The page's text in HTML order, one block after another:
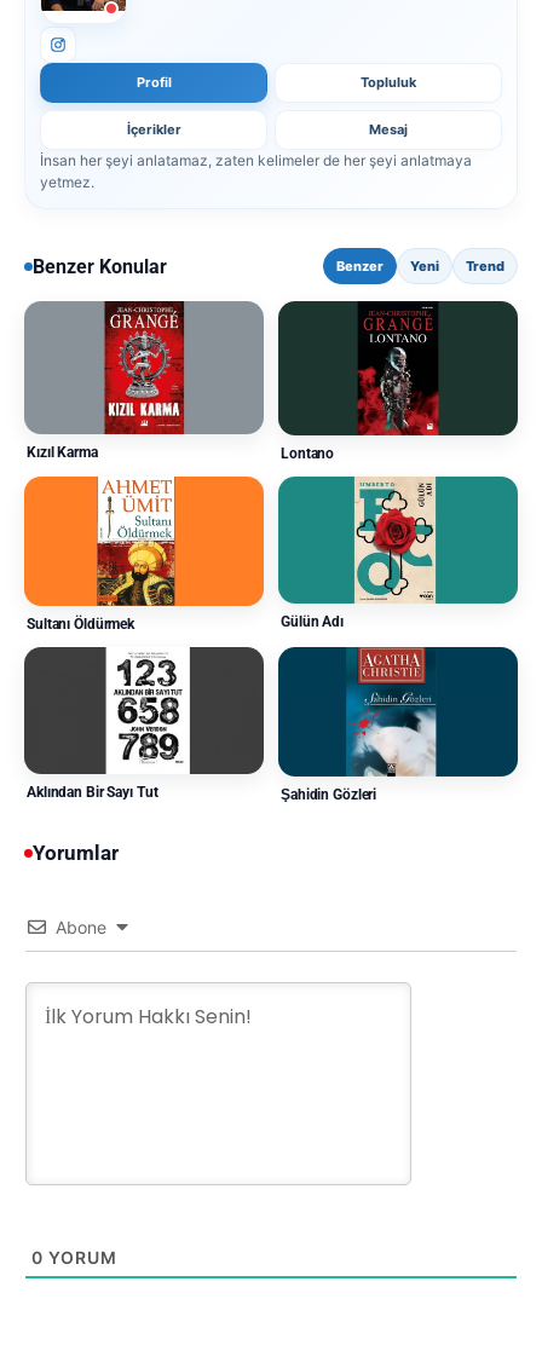
Profil Topluluk
İçerikler Mesaj
İnsan her şeyi anlatamaz, zaten kelimeler de her şeyi anlatmaya
yetmez.
Benzer Konular Benzer Yeni Trend
Kızıl Karma Lontano
Sultanı Öldürmek Gülün Adı
Aklından Bir Sayı Tut Şahidin Gözleri
Yorumlar
Abone
0 YORUM